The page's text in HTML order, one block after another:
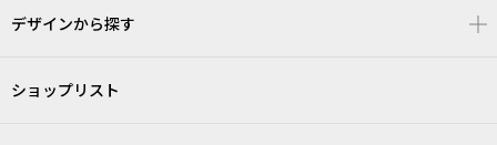
デザインから探す
ショップリスト